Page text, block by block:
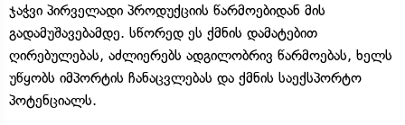
ჯაჭვი პირველადი პროდუქციის წარმოებიდან მის
გადამუშავებამდე. სწორედ ეს ქმნის დამატებით
ღირებულებას, აძლიერებს ადგილობრივ წარმოებას, ხელს
უწყობს იმპორტის ჩანაცვლებას და ქმნის საექსპორტო
პოტენციალს.